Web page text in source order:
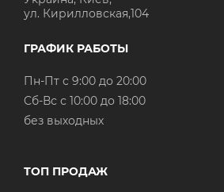
ул. Кирилловская,104
ГРАФИК РАБОТЫ
Пн-Пт с 9:00 до 20:00
Cб-Вс с 10:00 до 18:00
без выходных
ТОП ПРОДАЖ